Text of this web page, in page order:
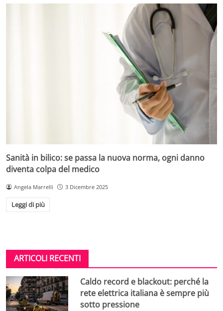
Sanità in bilico: se passa la nuova norma, ogni danno
diventa colpa del medico
Angela Marrelli 3 Dicembre 2025
Leggi di più
ARTICOLI RECENTI
Caldo record e blackout: perché la
rete elettrica italiana è sempre più
sotto pressione